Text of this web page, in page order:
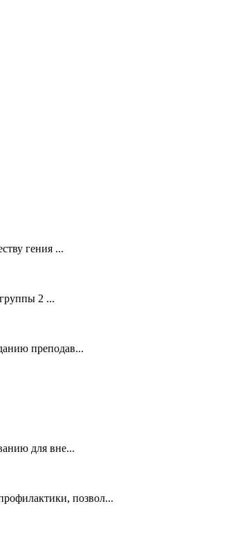
гения ...
2 ...
преподав...
для вне...
позвол...